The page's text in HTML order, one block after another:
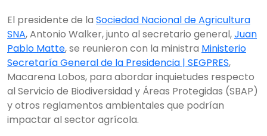
El presidente de la Sociedad Nacional de Agricultura
SNA, Antonio Walker, junto al secretario general,Juan
Pablo Matte, se reunieron con la ministra Ministerio
Secretaría General de la Presidencia | SEGPRES,
Macarena Lobos, para abordar inquietudes respecto
al Servicio de Biodiversidad y Áreas Protegidas (SBAP)
y otros reglamentos ambientales que podrían
impactar al sector agrícola.